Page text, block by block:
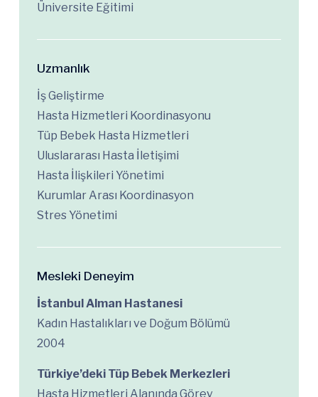
Üniversite Eğitimi
Uzmanlık
İş Geliştirme
Hasta Hizmetleri Koordinasyonu
Tüp Bebek Hasta Hizmetleri
Uluslararası Hasta İletişimi
Hasta İlişkileri Yönetimi
Kurumlar Arası Koordinasyon
Stres Yönetimi
Mesleki Deneyim
İstanbul Alman Hastanesi
Kadın Hastalıkları ve Doğum Bölümü
2004
Türkiye’deki Tüp Bebek Merkezleri
Hasta Hizmetleri Alanında Görev